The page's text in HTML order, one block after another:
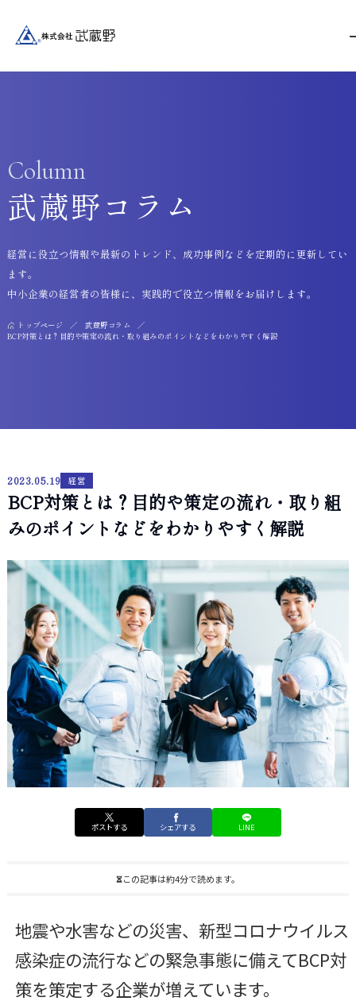
Column
武蔵野コラム
トップページ
武蔵野コラム
BCP対策とは？目的や策定の流れ・取り組みのポイントなどをわかりやすく解説
経営に役立つ情報や最新のトレンド、成功事例などを定期的に更新してい
ます。
中小企業の経営者の皆様に、実践的で役立つ情報をお届けします。
2023.05.19 経営
BCP対策とは？目的や策定の流れ・取り組
みのポイントなどをわかりやすく解説
ポストする シェアする LINE
この記事は約4分で読めます。
地震や水害などの災害、新型コロナウイルス
感染症の流行などの緊急事態に備えてBCP対
策を策定する企業が増えています。